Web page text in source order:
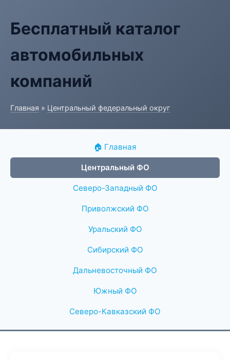
Бесплатный каталог
автомобильных
компаний
Главная » Центральный федеральный округ
🏠 Главная
Центральный ФО
Северо-Западный ФО
Приволжский ФО
Уральский ФО
Сибирский ФО
Дальневосточный ФО
Южный ФО
Северо-Кавказский ФО